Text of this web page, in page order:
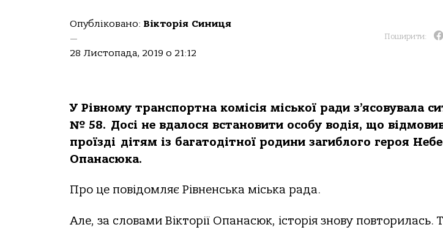
Опубліковано: Вікторія Синиця
—
28 Листопада, 2019 о 21:12
Поширити:
У Рівному транспортна комісія міської ради з’ясовувала
№ 58. Досі не вдалося встановити особу водія, що
проїзді дітям із багатодітної родини загиблого героя
Опанасюка.
Про це повідомляє Рівненська міська рада.
Але, за словами Вікторії Опанасюк, історія знову повторилась.